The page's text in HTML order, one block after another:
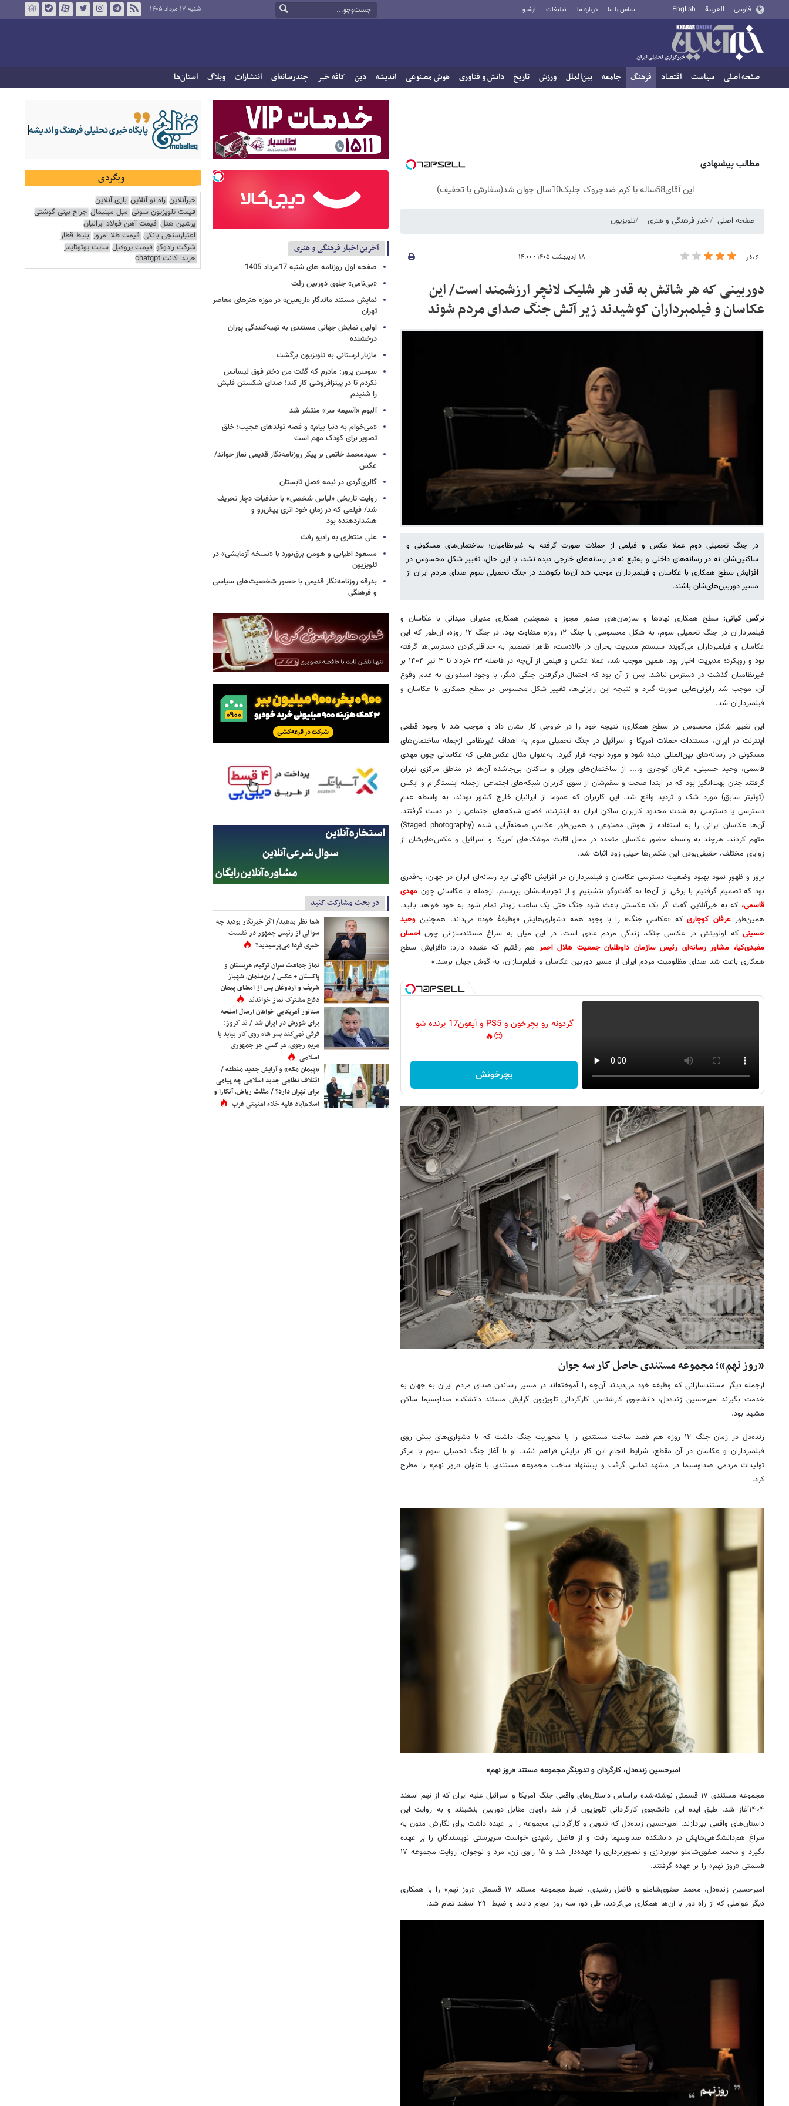
فارسی العربية English تماس با ما درباره ما تبلیغات آرشیو شنبه ۱۷ مرداد ۱۴۰۵
صفحه اصلی سیاست اقتصاد فرهنگ جامعه بین‌الملل ورزش تاریخ دانش و فناوری هوش مصنوعی اندیشه دین کافه خبر چندرسانه‌ای انتشارات وبلاگ استان‌ها
مطالب پیشنهادی
این آقای58ساله با کرم ضدچروک جلبک10سال جوان شد(سفارش با تخفیف)
صفحه اصلی اخبار فرهنگی و هنری تلویزیون
۶ نفر ۱۸ اردیبهشت ۱۴۰۵ - ۱۴:۰۰
دوربینی که هر شاتش به قدر هر شلیک لانچر ارزشمند است/ این
عکاسان و فیلمبرداران کوشیدند زیر آتش جنگ صدای مردم شوند
در جنگ تحمیلی دوم عملا عکس و فیلمی از حملات صورت گرفته به غیرنظامیان؛ ساختمان‌های مسکونی و
ساکنین‌شان نه در رسانه‌های داخلی و به‌تبع نه در رسانه‌های خارجی دیده نشد، با این حال، تغییر شکل محسوس در
افزایش سطح همکاری با عکاسان و فیلمبرداران موجب شد آن‌ها بکوشند در جنگ تحمیلی سوم صدای مردم ایران از
مسیر دوربین‌های‌شان باشند.
نرگس کیانی: سطح همکاری نهادها و سازمان‌های صدور مجوز و همچنین همکاری مدیران میدانی با عکاسان و
فیلمبرداران در جنگ تحمیلی سوم، به شکل محسوسی با جنگ ۱۲ روزه متفاوت بود. در جنگ ۱۲ روزه،‌ آن‌طور که این
عکاسان و فیلمبرداران می‌گویند سیستم مدیریت بحران در بالادست، ظاهرا تصمیم به حداقلی‌کردن دسترسی‌ها گرفته
بود و رویکرد؛ مدیریت اخبار بود. همین موجب شد، عملا عکس و فیلمی از آن‌چه در فاصله ۲۳ خرداد تا ۳ تیر ۱۴۰۴ بر
غیرنظامیان گذشت در دسترس نباشد. پس از آن بود که احتمال درگرفتن جنگی دیگر، با وجود امیدواری به عدم وقوع
آن، موجب شد رایزنی‌هایی صورت گیرد و نتیجه این رایزنی‌ها، تغییر شکل محسوس در سطح همکاری با عکاسان و
فیلمبرداران شد.
این تغییر شکل محسوس در سطح همکاری، نتیجه خود را در خروجی کار نشان داد و موجب شد با وجود قطعی
اینترنت در ایران، مستندات حملات آمریکا و اسرائیل در جنگ تحمیلی سوم به اهداف غیرنظامی ازجمله ساختمان‌های
مسکونی در رسانه‌های بین‌المللی دیده شود و مورد توجه قرار گیرد. به‌عنوان مثال عکس‌هایی که عکاسانی چون مهدی
قاسمی، وحید حسینی، عرفان کوچاری و.... از ساختمان‌های ویران و ساکنان بی‌جاشده آن‌ها در مناطق مرکزی تهران
گرفتند چنان بهت‌انگیز بود که در ابتدا صحت و سقم‌شان از سوی کاربران شبکه‌های اجتماعی ازجمله اینستاگرام و ایکس
(توئیتر سابق) مورد شک و تردید واقع شد. این کاربران که عموما از ایرانیان خارج کشور بودند، به واسطه عدم
دسترسی یا دسترسی به شدت محدود کاربران ساکن ایران به اینترنت، فضای شبکه‌های اجتماعی را در دست گرفتند.
آن‌ها عکاسان ایرانی را به استفاده از هوش مصنوعی و همین‌طور عکاسیِ صحنه‌آرایی شده (Staged photography)
متهم کردند. هرچند به واسطه حضور عکاسان متعدد در محل اثابت موشک‌های آمریکا و اسرائیل و عکس‌های‌شان از
زوایای مختلف، حقیقی‌بودن این عکس‌ها خیلی زود اثبات شد.
بروز و ظهورِ نمود بهبود وضعیت دسترسی عکاسان و فیلمبرداران در افزایش ناگهانی برد رسانه‌ای‌ ایران در جهان، به‌قدری
بود که تصمیم گرفتیم با برخی از آن‌ها به گفت‌وگو بنشینیم و از تجربیات‌شان بپرسیم. ازجمله با عکاسانی چون مهدی
قاسمی، که به خبرآنلاین گفت اگر یک عکسش باعث شود جنگ حتی یک ساعت زودتر تمام شود به خود خواهد بالید.
همین‌طورعرفان کوچاریکه «عکاسیِ جنگ» را با وجود همه دشواری‌هایش «وظیفهٔ خود» می‌داند. همچنین وحید
حسینی که اولویتش در عکاسی جنگ، زندگی مردم عادی است. در این میان به سراغ مستندسازانی چون احسان
مفیدی‌کیا، مشاور رسانه‌ای رئیس سازمان داوطلبان جمعیت هلال احمر هم رفتیم که عقیده دارد: «افزایش سطح
همکاری باعث شد صدای مظلومیت مردم ایران از مسیر دوربین عکاسان و فیلم‌سازان، به گوش جهان برسد.»
گردونه رو بچرخون و PS5 و آیفون17 برنده شو
😍🔥
بچرخونش
«روز نهم»؛ مجموعه مستندی حاصل کار سه جوان
ازجمله دیگر مستندسازانی که وظیفه خود می‌دیدند آن‌چه را آموخته‌اند در مسیر رساندن صدای مردم ایران به جهان به
خدمت بگیرند امیرحسین زنده‌دل، دانشجوی کارشناسی کارگردانی تلویزیون گرایش مستند دانشکده صداوسیما ساکن
مشهد بود.
زنده‌دل در زمان جنگ ۱۲ روزه هم قصد ساخت مستندی را با محوریت جنگ داشت که با دشواری‌های پیش روی
فیلمبرداران و عکاسان در آن مقطع، شرایط انجام این کار برایش فراهم نشد. او با آغاز جنگ تحمیلی سوم با مرکز
تولیدات مردمی صداوسیما در مشهد تماس گرفت و پیشنهاد ساخت مجموعه مستندی با عنوان «روز نهم» را مطرح
کرد.
امیرحسین زنده‌دل، کارگردان و تدوینگر مجموعه مستند «روز نهم»
مجموعه مستندی ۱۷ قسمتی نوشته‌شده براساس داستان‌های واقعی جنگ آمریکا و اسرائیل علیه ایران که از نهم اسفند
۱۴۰۴آغاز شد. طبق ایده این دانشجوی کارگردانی تلویزیون قرار شد راویان مقابل دوربین بنشینند و به روایت این
داستان‌های واقعی بپردازند. امیرحسین زنده‌دل که تدوین و کارگردانی مجموعه را بر عهده داشت برای نگارش متون به
سراغ هم‌دانشگاهی‌هایش در دانشکده صداوسیما رفت و از فاضل رشیدی خواست سرپرستی نویسندگان را بر عهده
بگیرد و محمد صفوی‌شاملو نورپردازی و تصویربرداری را عهده‌دار شد و ۱۵ راوی زن، مرد و نوجوان، روایت مجموعه ۱۷
قسمتی «روز نهم» را بر عهده گرفتند.
امیرحسین زنده‌دل، محمد صفوی‌شاملو و فاضل رشیدی، ضبط مجموعه مستند ۱۷ قسمتی «روز نهم» را با همکاری
دیگر عواملی که از راه دور با آن‌ها همکاری می‌کردند، طی دو، سه روز انجام دادند و ضبط ۲۹ اسفند تمام شد.
آخرین اخبار فرهنگی و هنری
صفحه اول روزنامه های شنبه 17مرداد 1405
«بی‌نامی» جلوی دوربین رفت
نمایش مستند ماندگار «اربعین» در موزه هنرهای معاصر
تهران
اولین نمایش جهانی مستندی به تهیه‌کنندگی پوران
درخشنده
مازیار لرستانی به تلویزیون برگشت
سوسن پرور: مادرم که گفت من دختر فوق‌ لیسانس
نکردم تا در پیتزافروشی کار کند! صدای شکستن قلبش
را شنیدم
آلبوم «آسیمه سر» منتشر شد
«می‌خوام به دنیا بیام» و قصه تولدهای عجیب؛ خلق
تصویر برای کودک مهم است
سیدمحمد خاتمی بر پیکر روزنامه‌نگار قدیمی نماز خواند/
عکس
گالری‌گردی در نیمه فصل تابستان
روایت تاریخی «لباس شخصی» با حذفیات دچار تحریف
شد/ فیلمی که در زمان خود اثری پیش‌رو و
هشداردهنده بود
علی منتظری به رادیو رفت
مسعود اطیابی و هومن برق‌نورد با «نسخه آزمایشی» در
تلویزیون
بدرقه روزنامه‌نگار قدیمی با حضور شخصیت‌های سیاسی
و فرهنگی
در بحث مشارکت کنید
شما نظر بدهید/ اگر خبرنگار بودید چه
سوالی از رئیس جمهور در نشست
خبری فردا می‌پرسیدید؟
نماز جماعت سران ترکیه، عربستان و
پاکستان + عکس / بن‌سلمان، شهباز
شریف و اردوغان پس از امضای پیمان
دفاع مشترک نماز خواندند
سناتور آمریکایی خواهان ارسال اسلحه
برای شورش در ایران شد / تد کروز:
فرقی نمی‌کند پسر شاه روی کار بیاید یا
مریم رجوی، هر کسی جز جمهوری
اسلامی
«پیمان مکه» و آرایش جدید منطقه /
ائتلاف نظامی جدید اسلامی چه پیامی
برای تهران دارد؟ / مثلث ریاض، آنکارا و
اسلام‌آباد علیه خلاء امنیتی غرب
وبگردی
خبرآنلاین راه نو آنلاین بازی آنلاین
قیمت تلویزیون سونی مبل مینیمال جراح بینی گوشتی
پرشین هتل قیمت آهن فولاد ایرانیان
اعتبارسنجی بانکی قیمت طلا امروز بلیط قطار
شرکت رادوکو قیمت پروفیل سایت یوتوتایمز
خرید اکانت chatgpt